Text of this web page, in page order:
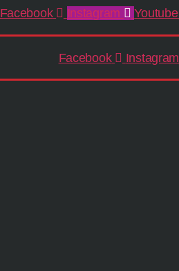
Facebook Instagram Youtube
Facebook Instagram